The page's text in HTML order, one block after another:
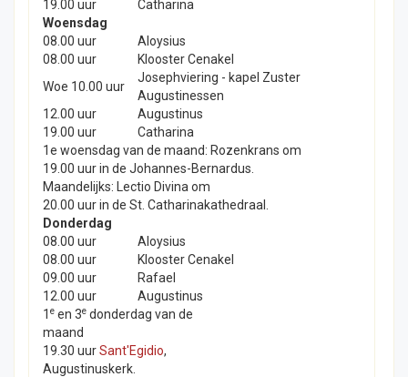
19.00 uur
Catharina
Woensdag
08.00 uur
Aloysius
08.00 uur
Klooster Cenakel
Woe 10.00 uur
Josephviering - kapel Zuster
Augustinessen
12.00 uur
Augustinus
19.00 uur
Catharina
1e woensdag van de maand: Rozenkrans om
19.00 uur in de Johannes-Bernardus.
Maandelijks: Lectio Divina om
20.00 uur in de St. Catharinakathedraal.
Donderdag
08.00 uur
Aloysius
08.00 uur
Klooster Cenakel
09.00 uur
Rafael
12.00 uur
Augustinus
1 e en 3e donderdag van de
maand
19.30 uurSant'Egidio,
Augustinuskerk.